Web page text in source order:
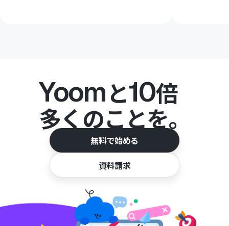
Yoomと10倍
多くのことを。
無料で始める
資料請求